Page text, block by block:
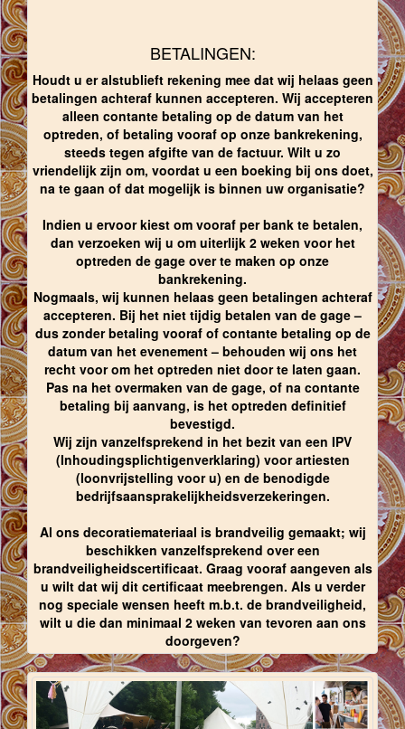
BETALINGEN:
Houdt u er alstublieft rekening mee dat wij helaas geen
betalingen achteraf kunnen accepteren. Wij accepteren
alleen contante betaling op de datum van het
optreden, of betaling vooraf op onze bankrekening,
steeds tegen afgifte van de factuur. Wilt u zo
vriendelijk zijn om, voordat u een boeking bij ons doet,
na te gaan of dat mogelijk is binnen uw organisatie?
Indien u ervoor kiest om vooraf per bank te betalen,
dan verzoeken wij u om uiterlijk 2 weken voor het
optreden de gage over te maken op onze
bankrekening.
Nogmaals, wij kunnen helaas geen betalingen achteraf
accepteren. Bij het niet tijdig betalen van de gage –
dus zonder betaling vooraf of contante betaling op de
datum van het evenement – behouden wij ons het
recht voor om het optreden niet door te laten gaan.
Pas na het overmaken van de gage, of na contante
betaling bij aanvang, is het optreden definitief
bevestigd.
Wij zijn vanzelfsprekend in het bezit van een IPV
(Inhoudingsplichtigenverklaring) voor artiesten
(loonvrijstelling voor u) en de benodigde
bedrijfsaansprakelijkheidsverzekeringen.
Al ons decoratiemateriaal is brandveilig gemaakt; wij
beschikken vanzelfsprekend over een
brandveiligheidscertificaat. Graag vooraf aangeven als
u wilt dat wij dit certificaat meebrengen. Als u verder
nog speciale wensen heeft m.b.t. de brandveiligheid,
wilt u die dan minimaal 2 weken van tevoren aan ons
doorgeven?